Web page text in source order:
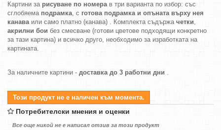
Картини за рисуване по номерав три варианта по избор: със
сглобяема подрамка, с готова подрамка и опъната върху нея
канаваили само платно (канава) . Комплекта съдържа четки,
акрилни бои без смесване (готови цветове подходящи конкретно
за тази картина) и всичко друго, необходимо за изработката на
картината.
За наличните картини - доставка до 3 работни дни .
Този продукт не е наличен към момента.
Потребителски мнения и оценки
Все още никой не е написал отзив за този продукт